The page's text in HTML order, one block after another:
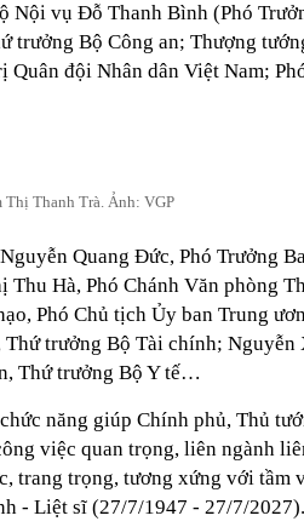
Mỹ
nhà, gia chủ gọi người kiểm tra rồi
ở phường Hoà Hưng (TP.HCM),
tuyên bố hành động pháp lý
thể âm thầm theo dõi vị trí người
Nội vụ Đỗ Thanh Bình (Phó
trưởng Bộ Công an; Thượng
đội Nhân dân Việt Nam;
Thanh Trà. Ảnh: VGP
Quang Đức, Phó Trưởng
Hà, Phó Chánh Văn phòng
Phó Chủ tịch Ủy ban Trung
trưởng Bộ Tài chính; Nguyễn
Thứ trưởng Bộ Y tế…
năng giúp Chính phủ, Thủ
việc quan trọng, liên ngành
trang trọng, tương xứng với tầm
- Liệt sĩ (27/7/1947 - 27/7/2027).